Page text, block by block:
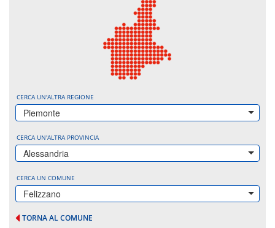
CERCA UN'ALTRA REGIONE
Piemonte
CERCA UN'ALTRA PROVINCIA
Alessandria
CERCA UN COMUNE
Felizzano
TORNA AL COMUNE